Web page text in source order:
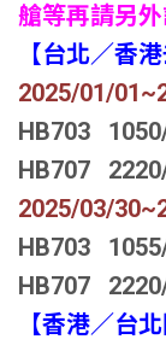
艙等再請另外
【台北／香
2025/01/
HB703
HB707
2025/03/
HB703
HB707
【香港／台